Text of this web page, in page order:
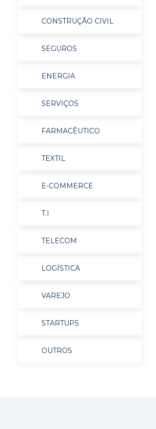
CONSTRUÇÃO CIVIL
SEGUROS
ENERGIA
SERVIÇOS
FARMACÊUTICO
TEXTIL
E-COMMERCE
T.I
TELECOM
LOGÍSTICA
VAREJO
STARTUPS
OUTROS